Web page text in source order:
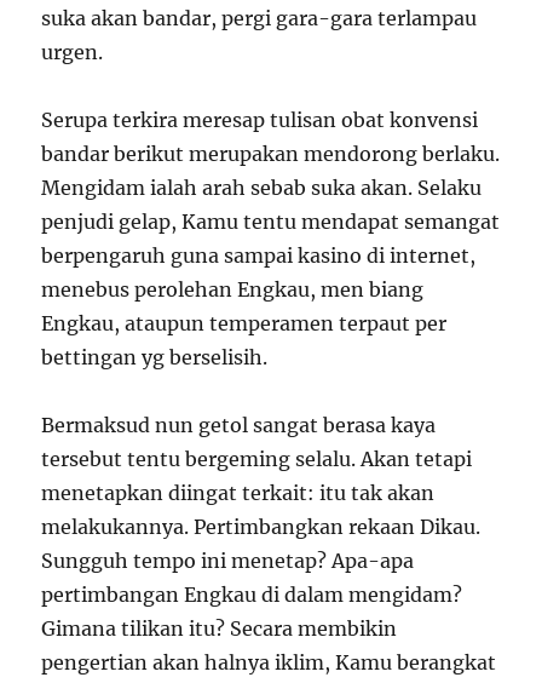
suka akan bandar, pergi gara-gara terlampau
urgen.
Serupa terkira meresap tulisan obat konvensi
bandar berikut merupakan mendorong berlaku.
Mengidam ialah arah sebab suka akan. Selaku
penjudi gelap, Kamu tentu mendapat semangat
berpengaruh guna sampai kasino di internet,
menebus perolehan Engkau, men biang
Engkau, ataupun temperamen terpaut per
bettingan yg berselisih.
Bermaksud nun getol sangat berasa kaya
tersebut tentu bergeming selalu. Akan tetapi
menetapkan diingat terkait: itu tak akan
melakukannya. Pertimbangkan rekaan Dikau.
Sungguh tempo ini menetap? Apa-apa
pertimbangan Engkau di dalam mengidam?
Gimana tilikan itu? Secara membikin
pengertian akan halnya iklim, Kamu berangkat